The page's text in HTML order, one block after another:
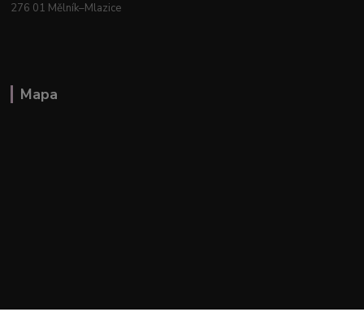
276 01 Mělník–Mlazice
Mapa